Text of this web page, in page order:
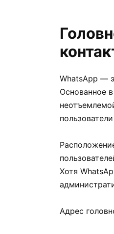
WhatsApp —
Основанное
Хотя
Адрес